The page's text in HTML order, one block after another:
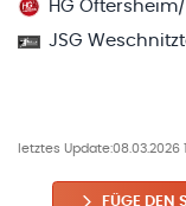
HG
JSG
letztes Update:08.03.2026
FÜGE DEN